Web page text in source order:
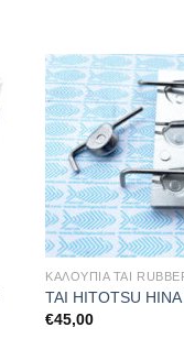
ΚΑΛΟΥΠΙΑ TAI
TAI HITOTSU
€45,00